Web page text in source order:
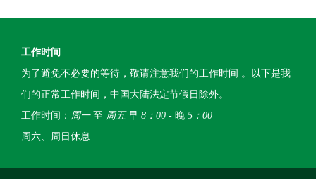
工作时间
为了避免不必要的等待，敬请注意我们的工作时间 。以下是我
们的正常工作时间，中国大陆法定节假日除外。
工作时间： 周一至 周五早 8：00 - 晚 5：00
周六、周日休息